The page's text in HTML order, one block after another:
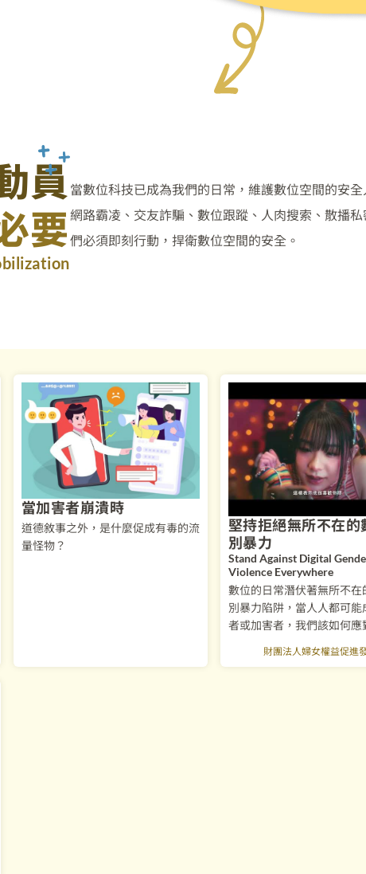
員
要
當數位科技已成為我們的日常，維護數位空間的安
網路霸凌、交友詐騙、數位跟蹤、人肉搜索、散播
們必須即刻行動，捍衛數位空間的安全。
當加害者崩潰時
道德敘事之外，是什麼促成有毒的流
量怪物？
堅持拒絕無所不在的
別暴力
Stand Against Digital
Violence Everywhere
數位的日常潛伏著無所不在
別暴力陷阱，當人人都可能
者或加害者，我們該如何應
財團法人婦女權益促進